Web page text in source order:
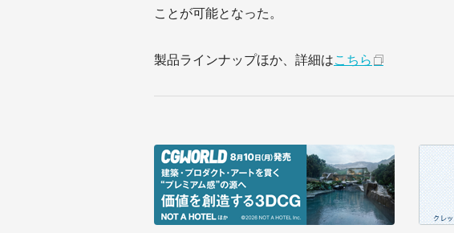
ことが可能となった。
製品ラインナップほか、詳細はこちら